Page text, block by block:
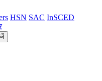
HSN SAC InSCED